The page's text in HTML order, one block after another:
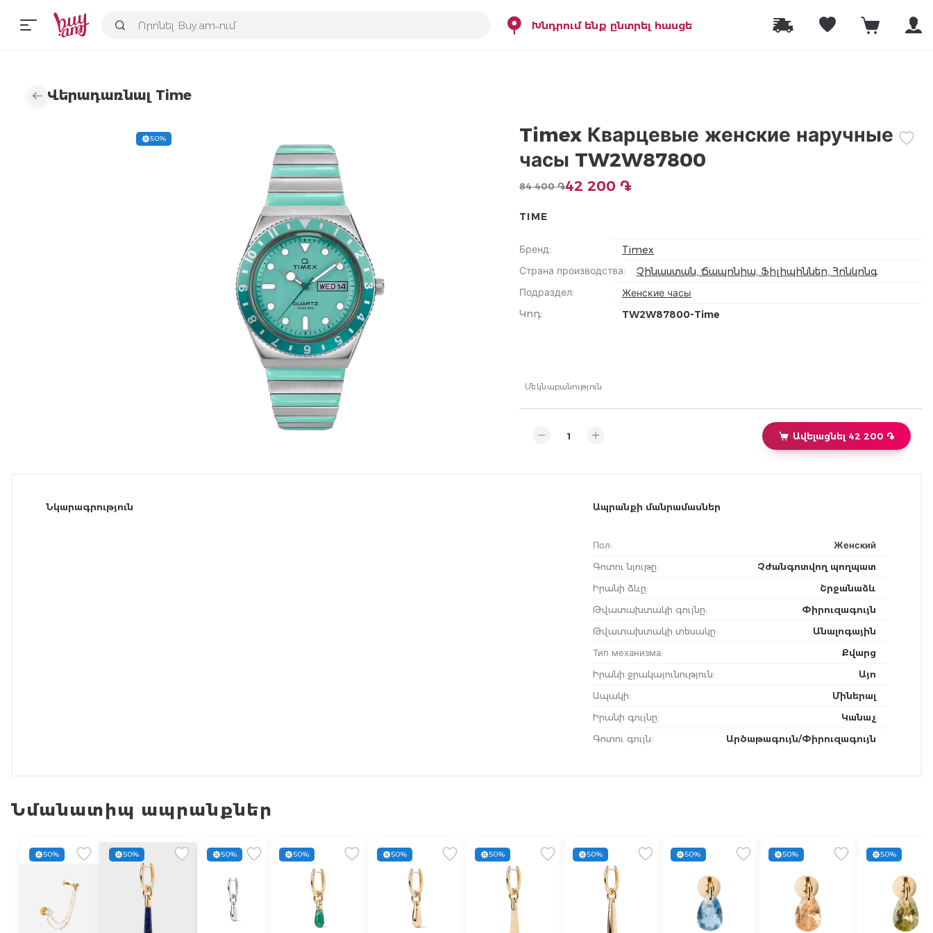
Խնդրում ենք ընտրել հասցե
Վերադառնալ Time
50%
Timex Кварцевые женские наручные
часы TW2W87800
84 400 ֏42 200 ֏
TIME
Бренд:
Timex
Страна производства:
Չինաստան, Ճապոնիա, Ֆիլիպիններ, Հոնկոնգ
Подраздел:
Женские часы
Կոդ: TW2W87800-Time
Մեկնաբանություն
Ավելացնել 42 200 ֏
Նկարագրություն Ապրանքի մանրամասներ
Пол:
Женский
Գոտու նյութը:
Չժանգոտվող պողպատ
Իրանի ձևը:
Շրջանաձև
Թվատախտակի գույնը:
Փիրուզագույն
Թվատախտակի տեսակը:
Անալոգային
Тип механизма:
Քվարց
Իրանի ջրակայունություն:
Այո
Ապակի:
Միներալ
Իրանի գույնը:
Կանաչ
Գոտու գույն: Արծաթագույն/Փիրուզագույն
Նմանատիպ ապրանքներ
50% 50% 50% 50% 50% 50% 50% 50% 50% 50%